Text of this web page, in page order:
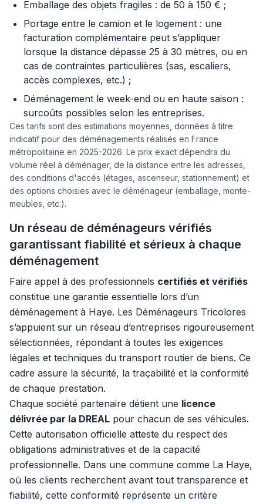
Emballage des objets fragiles : de 50 à 150 € ;
Portage entre le camion et le logement : une
facturation complémentaire peut s’appliquer
lorsque la distance dépasse 25 à 30 mètres, ou en
cas de contraintes particulières (sas, escaliers,
accès complexes, etc.) ;
Déménagement le week-end ou en haute saison :
surcoûts possibles selon les entreprises.
Ces tarifs sont des estimations moyennes, données à titre
indicatif pour des déménagements réalisés en France
métropolitaine en 2025-2026. Le prix exact dépendra du
volume réel à déménager, de la distance entre les adresses,
des conditions d'accés (étages, ascenseur, stationnement) et
des options choisies avec le déménageur (emballage, monte-
meubles, etc.).
Un réseau de déménageurs vérifiés
garantissant fiabilité et sérieux à chaque
déménagement
Faire appel à des professionnels certifiés et vérifiés
constitue une garantie essentielle lors d’un
déménagement à Haye. Les Déménageurs Tricolores
s’appuient sur un réseau d’entreprises rigoureusement
sélectionnées, répondant à toutes les exigences
légales et techniques du transport routier de biens. Ce
cadre assure la sécurité, la traçabilité et la conformité
de chaque prestation.
Chaque société partenaire détient une licence
délivrée par la DREAL pour chacun de ses véhicules.
Cette autorisation officielle atteste du respect des
obligations administratives et de la capacité
professionnelle. Dans une commune comme La Haye,
où les clients recherchent avant tout transparence et
fiabilité, cette conformité représente un critère